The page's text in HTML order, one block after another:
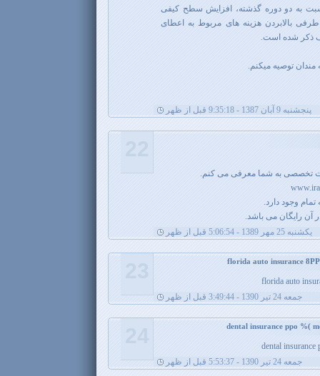
به دو دوره گذشته، افزایش سطح کیفی
بالابردن هزینه های مربوط به اعطای
ذکر شده است.
توصیه میکنم.
پنجشنبه 9 آبان 1387 - 9:35:18 قبل از ظهر
تخصصی به شما معرفی می کنم.
وجود دارد.
آن رایگان می باشد.
يکشنبه 25 مهر 1389 - 5:06:54 قبل از ظهر
florida auto
جمعه 24 تیر 1390 - 3:49:44 قبل از ظهر
dental insurance
جمعه 24 تیر 1390 - 5:53:37 قبل از ظهر